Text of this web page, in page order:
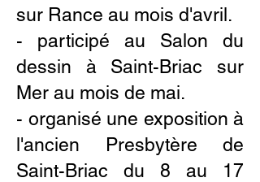
sur Rance au mois d'avril.
- participé au Salon du
dessin à Saint-Briac sur
Mer au mois de mai.
- organisé une exposition à
l'ancien Presbytère de
Saint-Briac du 8 au 17